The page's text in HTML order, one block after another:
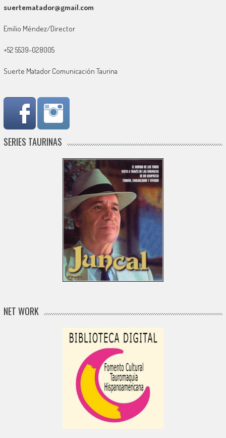
suertematador@gmail.com
Emilio Méndez/Director
+52 5539-028005
Suerte Matador Comunicación Taurina
SERIES TAURINAS
NET WORK